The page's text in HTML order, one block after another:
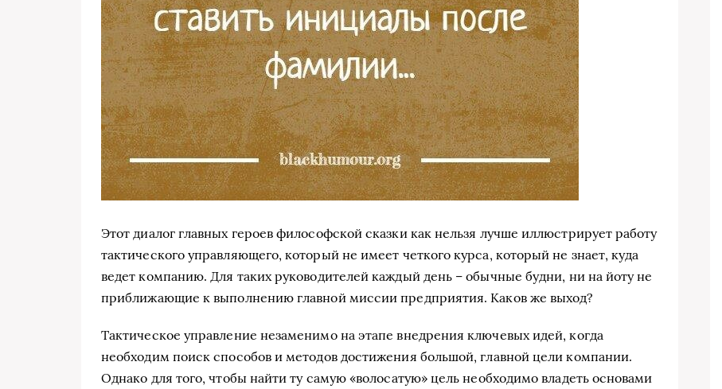
Этот диалог главных героев философской сказки как нельзя лучше иллюстрирует работу
тактического управляющего, который не имеет четкого курса, который не знает, куда
ведет компанию. Для таких руководителей каждый день – обычные будни, ни на йоту не
приближающие к выполнению главной миссии предприятия. Каков же выход?
Тактическое управление незаменимо на этапе внедрения ключевых идей, когда
необходим поиск способов и методов достижения большой, главной цели компании.
Однако для того, чтобы найти ту самую «волосатую» цель необходимо владеть основами